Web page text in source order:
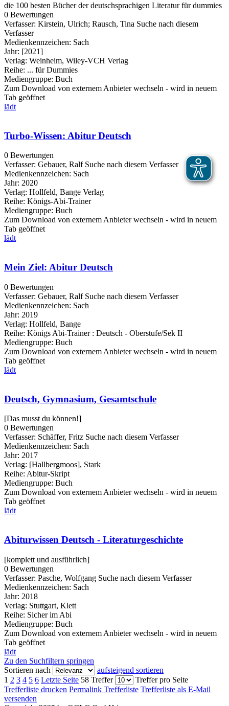
die 100 besten Bücher der deutschsprachigen Literatur für dummies
0 Bewertungen
Verfasser: Kirstein, Ulrich; Rausch, Tina Suche nach diesem
Verfasser
Medienkennzeichen: Sach
Jahr: [2021]
Verlag: Weinheim, Wiley-VCH Verlag
Reihe: ... für Dummies
Mediengruppe: Buch
Zum Download von externem Anbieter wechseln - wird in neuem
Tab geöffnet
lädt
Turbo-Wissen: Abitur Deutsch
0 Bewertungen
Verfasser: Gebauer, Ralf Suche nach diesem Verfasser
Medienkennzeichen: Sach
Jahr: 2020
Verlag: Hollfeld, Bange Verlag
Reihe: Königs-Abi-Trainer
Mediengruppe: Buch
Zum Download von externem Anbieter wechseln - wird in neuem
Tab geöffnet
lädt
Mein Ziel: Abitur Deutsch
0 Bewertungen
Verfasser: Gebauer, Ralf Suche nach diesem Verfasser
Medienkennzeichen: Sach
Jahr: 2019
Verlag: Hollfeld, Bange
Reihe: Königs Abi-Trainer : Deutsch - Oberstufe/Sek II
Mediengruppe: Buch
Zum Download von externem Anbieter wechseln - wird in neuem
Tab geöffnet
lädt
Deutsch, Gymnasium, Gesamtschule
[Das musst du können!]
0 Bewertungen
Verfasser: Schäffer, Fritz Suche nach diesem Verfasser
Medienkennzeichen: Sach
Jahr: 2017
Verlag: [Hallbergmoos], Stark
Reihe: Abitur-Skript
Mediengruppe: Buch
Zum Download von externem Anbieter wechseln - wird in neuem
Tab geöffnet
lädt
Abiturwissen Deutsch - Literaturgeschichte
[komplett und ausführlich]
0 Bewertungen
Verfasser: Pasche, Wolfgang Suche nach diesem Verfasser
Medienkennzeichen: Sach
Jahr: 2018
Verlag: Stuttgart, Klett
Reihe: Sicher im Abi
Mediengruppe: Buch
Zum Download von externem Anbieter wechseln - wird in neuem
Tab geöffnet
lädt
Zu den Suchfiltern springen
Sortieren nach
aufsteigend sortieren
1 2 3 4 5 6 Letzte Seite 58 Treffer
Treffer pro Seite
Trefferliste drucken Permalink Trefferliste Trefferliste als E-Mail
versenden